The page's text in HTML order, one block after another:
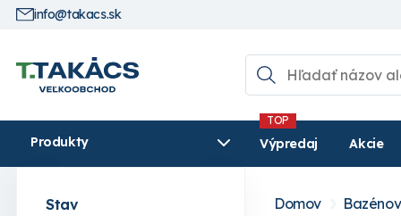
info@takacs.sk
Produkty Výpredaj Akcie
Stav Domov